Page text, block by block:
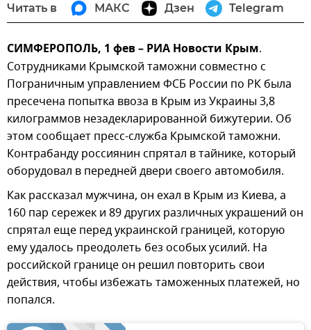
Читать в МАКС Дзен Telegram
СИМФЕРОПОЛЬ, 1 фев – РИА Новости Крым.
Сотрудниками Крымской таможни совместно с
Пограничным управлением ФСБ России по РК была
пресечена попытка ввоза в Крым из Украины 3,8
килограммов незадекларированной бижутерии. Об
этом сообщает пресс-служба Крымской таможни.
Контрабанду россиянин спрятал в тайнике, который
оборудовал в передней двери своего автомобиля.
Как рассказал мужчина, он ехал в Крым из Киева, а
160 пар сережек и 89 других различных украшений он
спрятал еще перед украинской границей, которую
ему удалось преодолеть без особых усилий. На
российской границе он решил повторить свои
действия, чтобы избежать таможенных платежей, но
попался.